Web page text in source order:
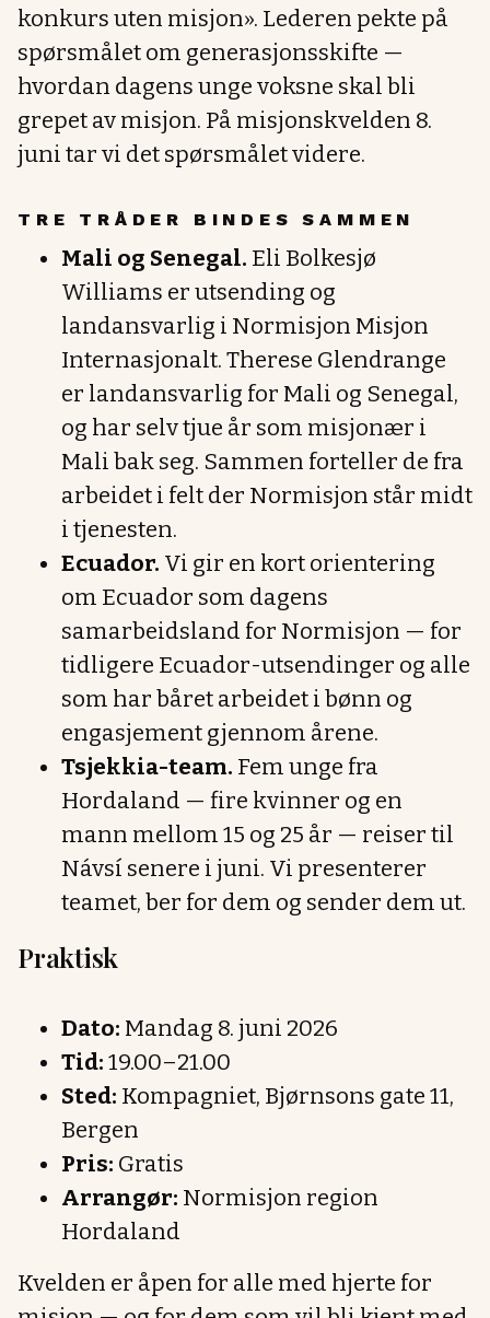
konkurs uten misjon». Lederen pekte på
spørsmålet om generasjonsskifte —
hvordan dagens unge voksne skal bli
grepet av misjon. På misjonskvelden 8.
juni tar vi det spørsmålet videre.
TRE TRÅDER BINDES SAMMEN
Mali og Senegal. Eli Bolkesjø
Williams er utsending og
landansvarlig i Normisjon Misjon
Internasjonalt. Therese Glendrange
er landansvarlig for Mali og Senegal,
og har selv tjue år som misjonær i
Mali bak seg. Sammen forteller de fra
arbeidet i felt der Normisjon står midt
i tjenesten.
Ecuador. Vi gir en kort orientering
om Ecuador som dagens
samarbeidsland for Normisjon — for
tidligere Ecuador-utsendinger og alle
som har båret arbeidet i bønn og
engasjement gjennom årene.
Tsjekkia-team. Fem unge fra
Hordaland — fire kvinner og en
mann mellom 15 og 25 år — reiser til
Návsí senere i juni. Vi presenterer
teamet, ber for dem og sender dem ut.
Praktisk
Dato: Mandag 8. juni 2026
Tid: 19.00–21.00
Sted: Kompagniet, Bjørnsons gate 11,
Bergen
Pris: Gratis
Arrangør: Normisjon region
Hordaland
Kvelden er åpen for alle med hjerte for